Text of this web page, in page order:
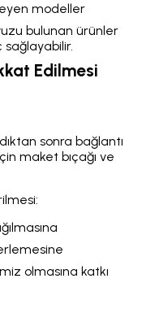
modeller
bulunan ürünler
sağlayabilir.
Edilmesi
sonra bağlantı
maket bıçağı ve
olmasına katkı